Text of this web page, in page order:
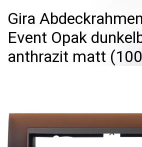
Gira
Event Opak
anthrazit matt